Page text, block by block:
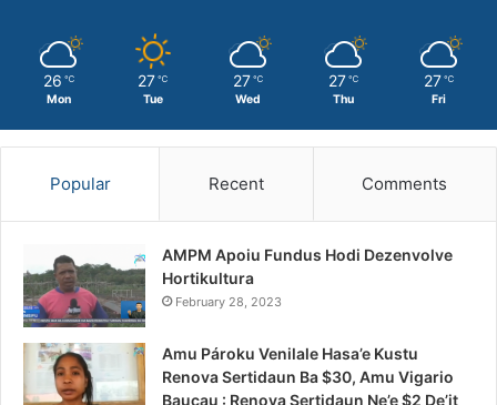
26 ℃
Mon
27 ℃
Tue
27 ℃
Wed
27 ℃
Thu
27 ℃
Fri
Popular Recent Comments
AMPM Apoiu Fundus Hodi Dezenvolve
Hortikultura
February 28, 2023
Amu Pároku Venilale Hasa’e Kustu
Renova Sertidaun Ba $30, Amu Vigario
Baucau : Renova Sertidaun Ne’e $2 De’it